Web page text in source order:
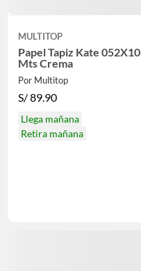
MULTITOP
Papel Tapiz Kate 052X10
Mts Crema
Por Multitop
S/89.90
Llega mañana
Retira mañana